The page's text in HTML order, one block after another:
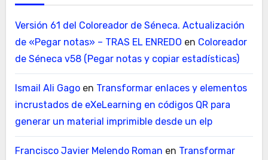
Versión 61 del Coloreador de Séneca. Actualización
de «Pegar notas» – TRAS EL ENREDO en Coloreador
de Séneca v58 (Pegar notas y copiar estadísticas)
Ismail Ali Gagoen Transformar enlaces y elementos
incrustados de eXeLearning en códigos QR para
generar un material imprimible desde un elp
Francisco Javier Melendo Roman en Transformar